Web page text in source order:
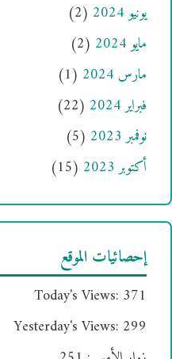
يونيو 2024
(2)
مايو 2024
(2)
مارس 2024
(1)
فبراير 2024
(22)
نوفمبر 2023
(5)
أكتوبر 2023
(15)
إحصائيات الموقع
Today's Views: 371
Yesterday's Views: 299